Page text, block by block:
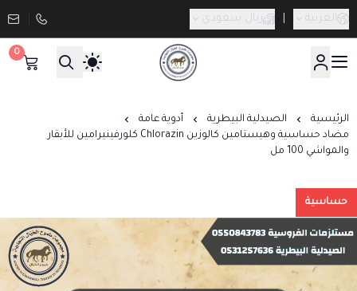
العربية ريال سعودي
صيدلية طموح الخيال البيطرية
0
الرئيسية الصيدلية البيطرية
أدوية عامة
مضاد حساسية وهيستامين كالوزين Chlorazin كلورفينيرامين للأبقار
والمواشي 100 مل
حساسية